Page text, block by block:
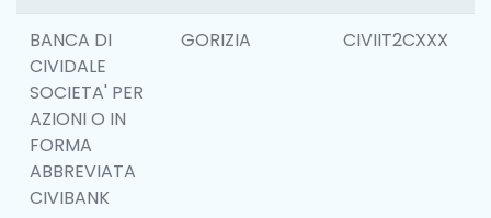
BANCA DI
CIVIDALE
SOCIETA' PER
AZIONI O IN
FORMA
ABBREVIATA
CIVIBANK
GORIZIA CIVIIT2CXXX